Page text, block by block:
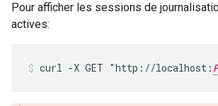
Pour afficher les sessions de
actives:
curl -X GET "http://localhost: